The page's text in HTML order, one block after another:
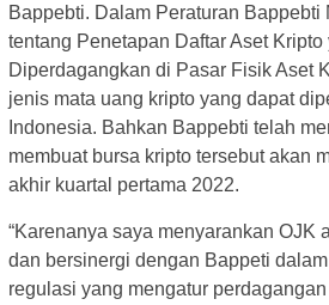
Bappebti. Dalam Peraturan Bappebti
tentang Penetapan Daftar Aset Kripto
Diperdagangkan di Pasar Fisik Aset
jenis mata uang kripto yang dapat
Indonesia. Bahkan Bappebti telah
membuat bursa kripto tersebut akan
akhir kuartal pertama 2022.
“Karenanya saya menyarankan OJK
dan bersinergi dengan Bappeti
regulasi yang mengatur